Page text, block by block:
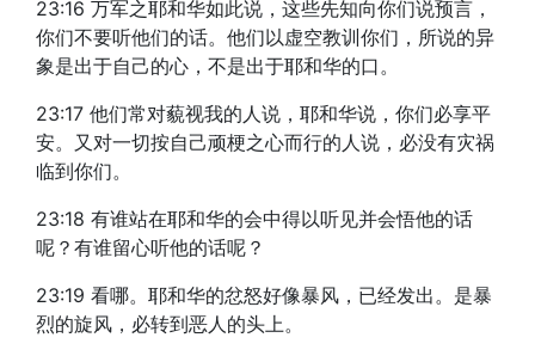
23:16 万军之耶和华如此说，这些先知向你们说预言，
你们不要听他们的话。他们以虚空教训你们，所说的异
象是出于自己的心，不是出于耶和华的口。
23:17 他们常对藐视我的人说，耶和华说，你们必享平
安。又对一切按自己顽梗之心而行的人说，必没有灾祸
临到你们。
23:18 有谁站在耶和华的会中得以听见并会悟他的话
呢？有谁留心听他的话呢？
23:19 看哪。耶和华的忿怒好像暴风，已经发出。是暴
烈的旋风，必转到恶人的头上。